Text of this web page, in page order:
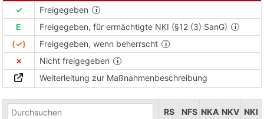
✓
Freigegeben
E
Freigegeben, für ermächtigte NKI (§12 (3) SanG)
(✓)
Freigegeben, wenn beherrscht
✗
Nicht freigegeben
Weiterleitung zur Maßnahmenbeschreibung
RS NFS NKA NKV NKI